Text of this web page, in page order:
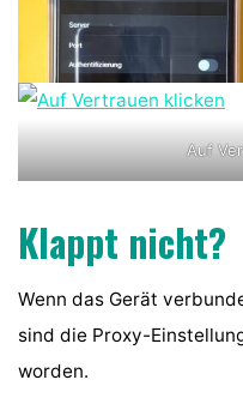
Auf
Klappt nicht?
Wenn das Gerät
sind die Proxy-
worden.